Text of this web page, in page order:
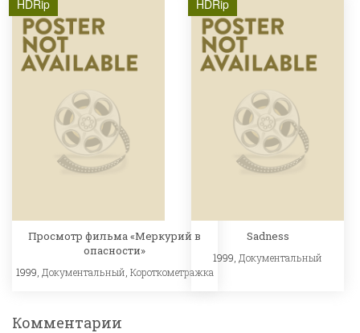
HDRip
Просмотр фильма «Меркурий в
опасности»
1999, Документальный Короткометражка
HDRip
Sadness
1999, Документальный
Комментарии